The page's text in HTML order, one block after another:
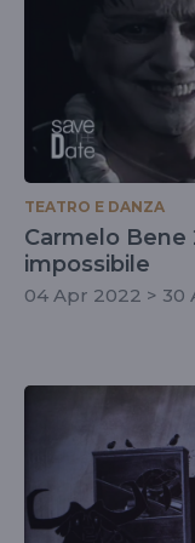
TEATRO E DANZA
Carmelo
impossibile
04 Apr 2022 > 30